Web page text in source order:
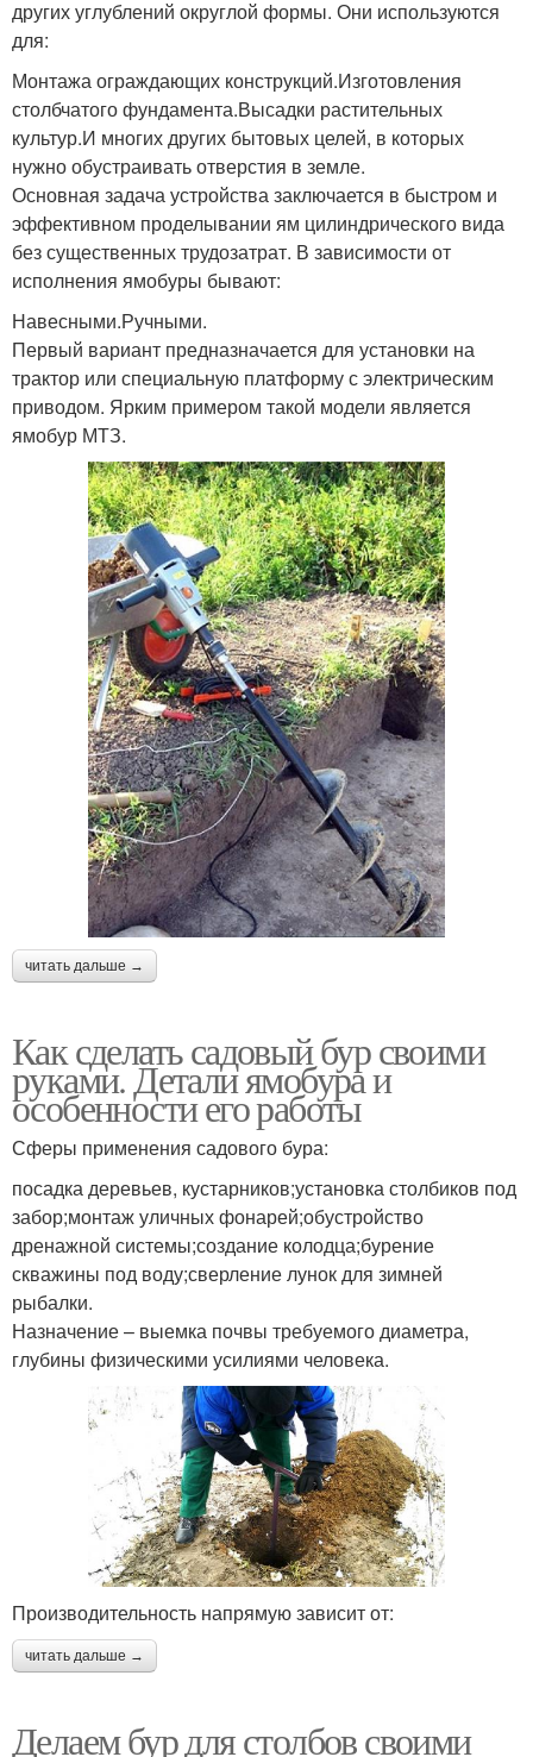
других углублений округлой формы. Они используются
для:
Монтажа ограждающих конструкций.Изготовления
столбчатого фундамента.Высадки растительных
культур.И многих других бытовых целей, в которых
нужно обустраивать отверстия в земле.
Основная задача устройства заключается в быстром и
эффективном проделывании ям цилиндрического вида
без существенных трудозатрат. В зависимости от
исполнения ямобуры бывают:
Навесными.Ручными.
Первый вариант предназначается для установки на
трактор или специальную платформу с электрическим
приводом. Ярким примером такой модели является
ямобур МТЗ.
читать дальше →
Как сделать садовый бур своими
руками. Детали ямобура и
особенности его работы
Сферы применения садового бура:
посадка деревьев, кустарников;установка столбиков под
забор;монтаж уличных фонарей;обустройство
дренажной системы;создание колодца;бурение
скважины под воду;сверление лунок для зимней
рыбалки.
Назначение – выемка почвы требуемого диаметра,
глубины физическими усилиями человека.
Производительность напрямую зависит от:
читать дальше →
Делаем бур для столбов своими